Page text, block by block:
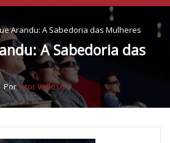
Arandu: A Sabedoria das Mulheres
A Sabedoria das
PorVitor Velloso